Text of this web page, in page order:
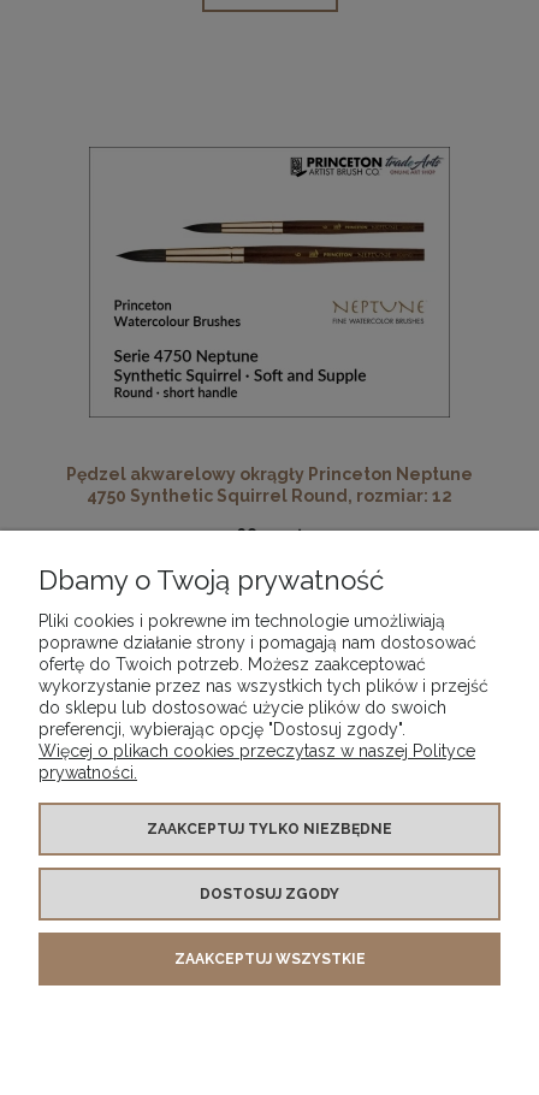
Pędzel akwarelowy okrągły Princeton Neptune
4750 Synthetic Squirrel Round, rozmiar: 12
68,90 zł
« 1 2 »
WARUNKI ZAKUPÓW
MOJE KONTO
INFORMACJE O SKLEPIE
Dbamy o Twoją prywatność
Pliki cookies i pokrewne im technologie umożliwiają
poprawne działanie strony i pomagają nam dostosować
ofertę do Twoich potrzeb. Możesz zaakceptować
wykorzystanie przez nas wszystkich tych plików i przejść
do sklepu lub dostosować użycie plików do swoich
preferencji, wybierając opcję "Dostosuj zgody".
Więcej o plikach cookies przeczytasz w naszej Polityce
prywatności.
ZAAKCEPTUJ TYLKO NIEZBĘDNE
DOSTOSUJ ZGODY
ZAAKCEPTUJ WSZYSTKIE